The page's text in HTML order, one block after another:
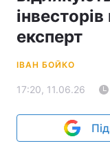
експерт
ІВАН БОЙКО
17:20, 11.06.26